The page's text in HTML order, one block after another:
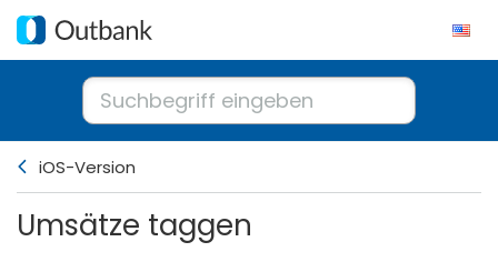
iOS-Version
Umsätze taggen